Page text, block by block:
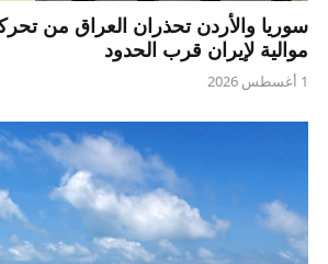
سوريا والأردن تحذران العراق من
موالية لإيران قرب الحدود
1 أغسطس 2026